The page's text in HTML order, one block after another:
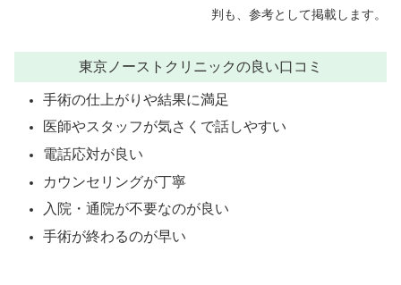
判も、参考として掲載します。
東京ノーストクリニックの良い口コミ
手術の仕上がりや結果に満足
医師やスタッフが気さくで話しやすい
電話応対が良い
カウンセリングが丁寧
入院・通院が不要なのが良い
手術が終わるのが早い